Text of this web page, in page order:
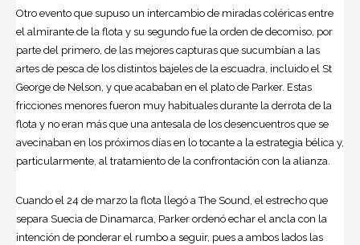
Otro evento que supuso un intercambio de miradas coléricas entre
el almirante de la flota y su segundo fue la orden de decomiso, por
parte del primero, de las mejores capturas que sucumbían a las
artes de pesca de los distintos bajeles de la escuadra, incluido el St
George de Nelson, y que acababan en el plato de Parker. Estas
fricciones menores fueron muy habituales durante la derrota de la
flota y no eran más que una antesala de los desencuentros que se
avecinaban en los próximos días en lo tocante a la estrategia bélica y,
particularmente, al tratamiento de la confrontación con la alianza.
Cuando el 24 de marzo la flota llegó a The Sound, el estrecho que
separa Suecia de Dinamarca, Parker ordenó echar el ancla con la
intención de ponderar el rumbo a seguir, pues a ambos lados las